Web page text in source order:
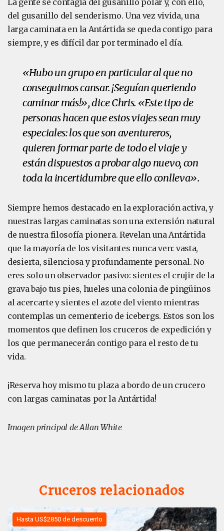
del gusanillo del senderismo. Una vez vivida, una
larga caminata en la Antártida se queda contigo para
siempre, y es difícil dar por terminado el día.
«Hubo un grupo en particular al que no
conseguimos cansar. ¡Seguían queriendo
caminar más!», dice Chris. «Este tipo de
personas hacen que estos viajes sean muy
especiales: los que son aventureros,
quieren formar parte de todo el viaje y
están dispuestos a probar algo nuevo, con
toda la incertidumbre que ello conlleva».
Siempre hemos destacado en la exploración activa, y
nuestras largas caminatas son una extensión natural
de nuestra filosofía pionera. Revelan una Antártida
que la mayoría de los visitantes nunca ven: vasta,
desierta, silenciosa y profundamente personal. No
eres solo un observador pasivo: sientes el crujir de la
grava bajo tus pies, hueles una colonia de pingüinos
al acercarte y sientes el azote del viento mientras
contemplas un cementerio de icebergs. Estos son los
momentos que definen los cruceros de expedición y
los que permanecerán contigo para el resto de tu
vida.
¡Reserva hoy mismo tu plaza a bordo de un crucero
con largas caminatas por la Antártida!
Imagen principal de Allan White
Cruceros relacionados
Hasta US$2850 de descuento